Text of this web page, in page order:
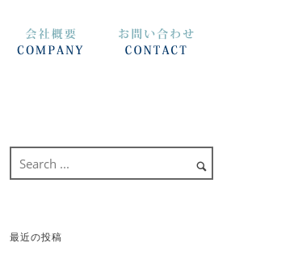
最近の投稿